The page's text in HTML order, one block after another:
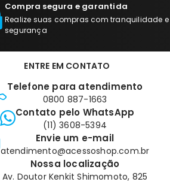
Compra segura e garantida
Realize suas compras com tranquilidade e
segurança
ENTRE EM CONTATO
Telefone para atendimento
0800 887-1663
Contato pelo WhatsApp
(11) 3608-5394
Envie um e-mail
atendimento@acessoshop.com.br
Nossa localização
Av. Doutor Kenkit Shimomoto, 825